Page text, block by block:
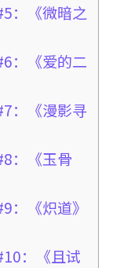
：《微暗之
：《爱的二
：《漫影寻
：《玉骨
：《炽道》
：《且试